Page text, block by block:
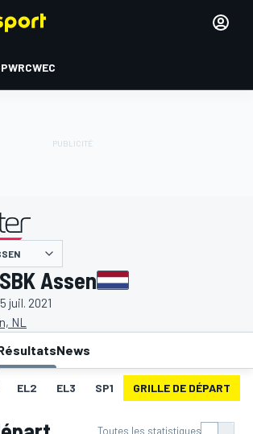
WRCWEC
Assen
juil. 2021
NL
News
EL2 EL3 SP1 GRILLE DE DÉPART
Toutes les statistiques